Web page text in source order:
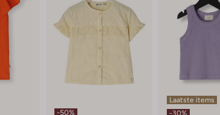
-50%
Laatste items
-30%